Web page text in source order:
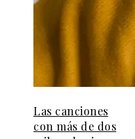
Las canciones
con más de dos